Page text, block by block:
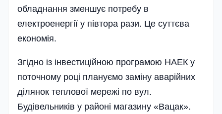
обладнання зменшує потребу в
електроенергії у півтора рази. Це суттєва
економія.
Згідно із інвестиційною програмою НАЕК у
поточному році плануємо заміну аварійних
ділянок теплової мережі по вул.
Будівельників у районі магазину «Вацак».